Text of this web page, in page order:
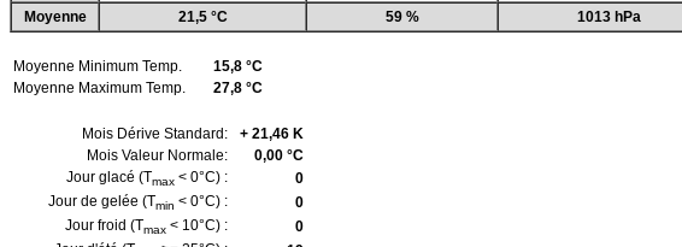
Moyenne
21,5 °C 59 % 1013 hPa
Moyenne Minimum Temp.
15,8 °C
Moyenne Maximum Temp.
27,8 °C
Mois Dérive Standard:
+ 21,46 K
Mois Valeur Normale:
0,00 °C
Jour glacé (Tmax < 0°C) :
0
Jour de gelée (Tmin < 0°C) :
0
Jour froid (Tmax < 10°C) :
0